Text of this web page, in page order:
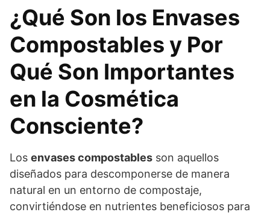
¿Qué Son los Envases
Compostables y Por
Qué Son Importantes
en la Cosmética
Consciente?
Los envases compostables son aquellos
diseñados para descomponerse de manera
natural en un entorno de compostaje,
convirtiéndose en nutrientes beneficiosos para